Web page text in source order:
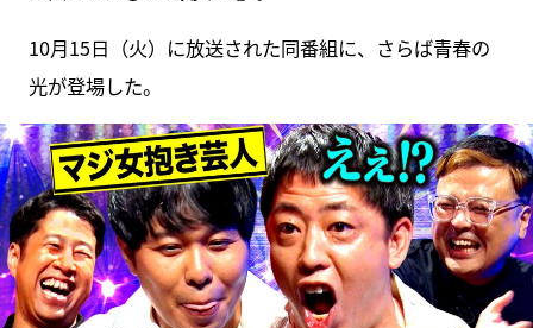
10月15日（火）に放送された同番組に、さらば青春の
光が登場した。